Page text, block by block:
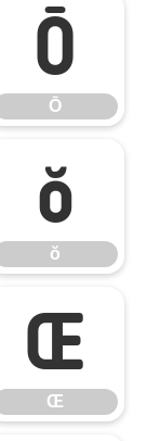
Ō
Ō
ŏ
ŏ
Œ
Œ